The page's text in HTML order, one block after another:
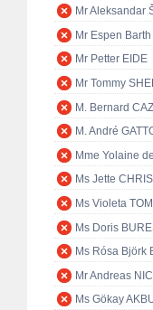
Mr Aleksandar
Mr Espen
Mr Petter EIDE
Mr Tommy
M. Bernard
M. André
Mme Yolaine
Ms Jette
Ms Violeta
Ms Doris
Ms Rósa Björk
Mr Andreas
Ms Gökay